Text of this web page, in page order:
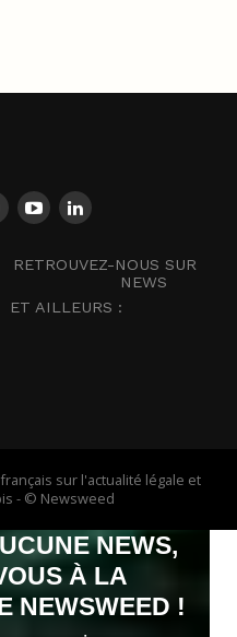
RETROUVEZ-NOUS SUR
NEWS
ET AILLEURS :
sur l'actualité légale et
- © Newsweed
NEWS,
À LA
NEWSWEED !